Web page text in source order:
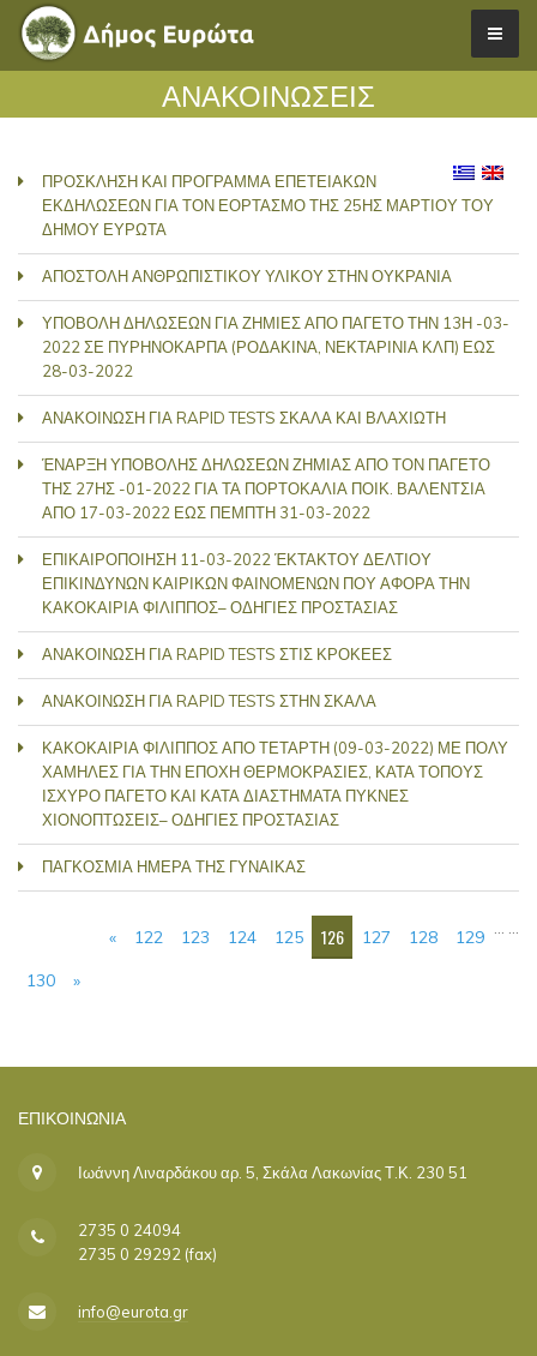
ΑΝΑΚΟΙΝΩΣΕΙΣ
ΠΡΟΣΚΛΗΣΗ ΚΑΙ ΠΡΟΓΡΑΜΜΑ ΕΠΕΤΕΙΑΚΩΝ
ΕΚΔΗΛΩΣΕΩΝ ΓΙΑ ΤΟΝ ΕΟΡΤΑΣΜΟ ΤΗΣ 25ΗΣ ΜΑΡΤΙΟΥ ΤΟΥ
ΔΗΜΟΥ ΕΥΡΩΤΑ
ΑΠΟΣΤΟΛΗ ΑΝΘΡΩΠΙΣΤΙΚΟΥ ΥΛΙΚΟΥ ΣΤΗΝ ΟΥΚΡΑΝΙΑ
ΥΠΟΒΟΛΗ ΔΗΛΩΣΕΩΝ ΓΙΑ ΖΗΜΙΕΣ ΑΠΟ ΠΑΓΕΤΟ ΤΗΝ 13Η -03-
2022 ΣΕ ΠΥΡΗΝΟΚΑΡΠΑ (ΡΟΔΑΚΙΝΑ, ΝΕΚΤΑΡΙΝΙΑ ΚΛΠ) ΕΩΣ
28-03-2022
ΑΝΑΚΟΙΝΩΣΗ ΓΙΑ RAPID TESTS ΣΚΑΛΑ ΚΑΙ ΒΛΑΧΙΩΤΗ
ΈΝΑΡΞΗ ΥΠΟΒΟΛΗΣ ΔΗΛΩΣΕΩΝ ΖΗΜΙΑΣ ΑΠΟ ΤΟΝ ΠΑΓΕΤΟ
ΤΗΣ 27ΗΣ -01-2022 ΓΙΑ ΤΑ ΠΟΡΤΟΚΑΛΙΑ ΠΟΙΚ. ΒΑΛΕΝΤΣΙΑ
ΑΠΟ 17-03-2022 ΕΩΣ ΠΕΜΠΤΗ 31-03-2022
ΕΠΙΚΑΙΡΟΠΟΙΗΣΗ 11-03-2022 ΈΚΤΑΚΤΟΥ ΔΕΛΤΙΟΥ
ΕΠΙΚΙΝΔΥΝΩΝ ΚΑΙΡΙΚΩΝ ΦΑΙΝΟΜΕΝΩΝ ΠΟΥ ΑΦΟΡΑ ΤΗΝ
ΚΑΚΟΚΑΙΡΙΑ ΦΙΛΙΠΠΟΣ– ΟΔΗΓΙΕΣ ΠΡΟΣΤΑΣΙΑΣ
ΑΝΑΚΟΙΝΩΣΗ ΓΙΑ RAPID TESTS ΣΤΙΣ ΚΡΟΚΕΕΣ
ΑΝΑΚΟΙΝΩΣΗ ΓΙΑ RAPID TESTS ΣΤΗΝ ΣΚΑΛΑ
ΚΑΚΟΚΑΙΡΙΑ ΦΙΛΙΠΠΟΣ ΑΠΟ ΤΕΤΑΡΤΗ (09-03-2022) ΜΕ ΠΟΛΥ
ΧΑΜΗΛΕΣ ΓΙΑ ΤΗΝ ΕΠΟΧΗ ΘΕΡΜΟΚΡΑΣΙΕΣ, ΚΑΤΑ ΤΟΠΟΥΣ
ΙΣΧΥΡΟ ΠΑΓΕΤΟ ΚΑΙ ΚΑΤΑ ΔΙΑΣΤΗΜΑΤΑ ΠΥΚΝΕΣ
ΧΙΟΝΟΠΤΩΣΕΙΣ– ΟΔΗΓΙΕΣ ΠΡΟΣΤΑΣΙΑΣ
ΠΑΓΚΟΣΜΙΑ ΗΜΕΡΑ ΤΗΣ ΓΥΝΑΙΚΑΣ
« 122 123 124 125 126 127 128
129
130
»
ΕΠΙΚΟΙΝΩΝΊΑ
Ιωάννη Λιναρδάκου αρ. 5, Σκάλα Λακωνίας Τ.Κ. 230 51
2735 0 24094
2735 0 29292 (fax)
info@eurota.gr